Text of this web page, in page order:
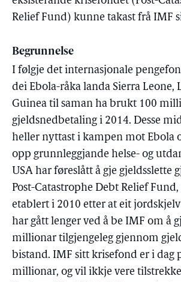
Relief Fund) kunne takast frå IMF
Begrunnelse
I følgje det internasjonale
dei Ebola-råka landa Sierra Leone,
Guinea til saman ha brukt 100
gjeldsnedbetaling i 2014. Desse
heller nyttast i kampen mot Ebola
opp grunnleggjande helse- og
USA har føreslått å gje gjeldsslette
Post-Catastrophe Debt Relief
etablert i 2010 etter at eit
har gått lenger ved å be IMF om å
millionar tilgjengeleg gjennom
bistand. IMF sitt krisefond er i dag
millionar, og vil ikkje vere